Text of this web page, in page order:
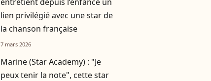
lien privilégié avec une star de
la chanson française
7 mars 2026
Marine (Star Academy) : "Je
peux tenir la note", cette star